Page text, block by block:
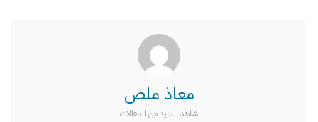
معاذ ملص
شاهد المزيد من المقالات